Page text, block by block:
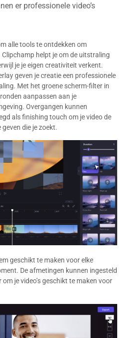
er professionele video’s
alle tools te ontdekken om
Clipchamp helpt je om de uitstraling
je je eigen creativiteit verkent.
geven je creatie een professionele
Met het groene scherm-filter in
aanpassen aan je
Overgangen kunnen
als finishing touch om je video de
die je zoekt.
geschikt te maken voor elke
De afmetingen kunnen ingesteld
je video’s geschikt te maken voor